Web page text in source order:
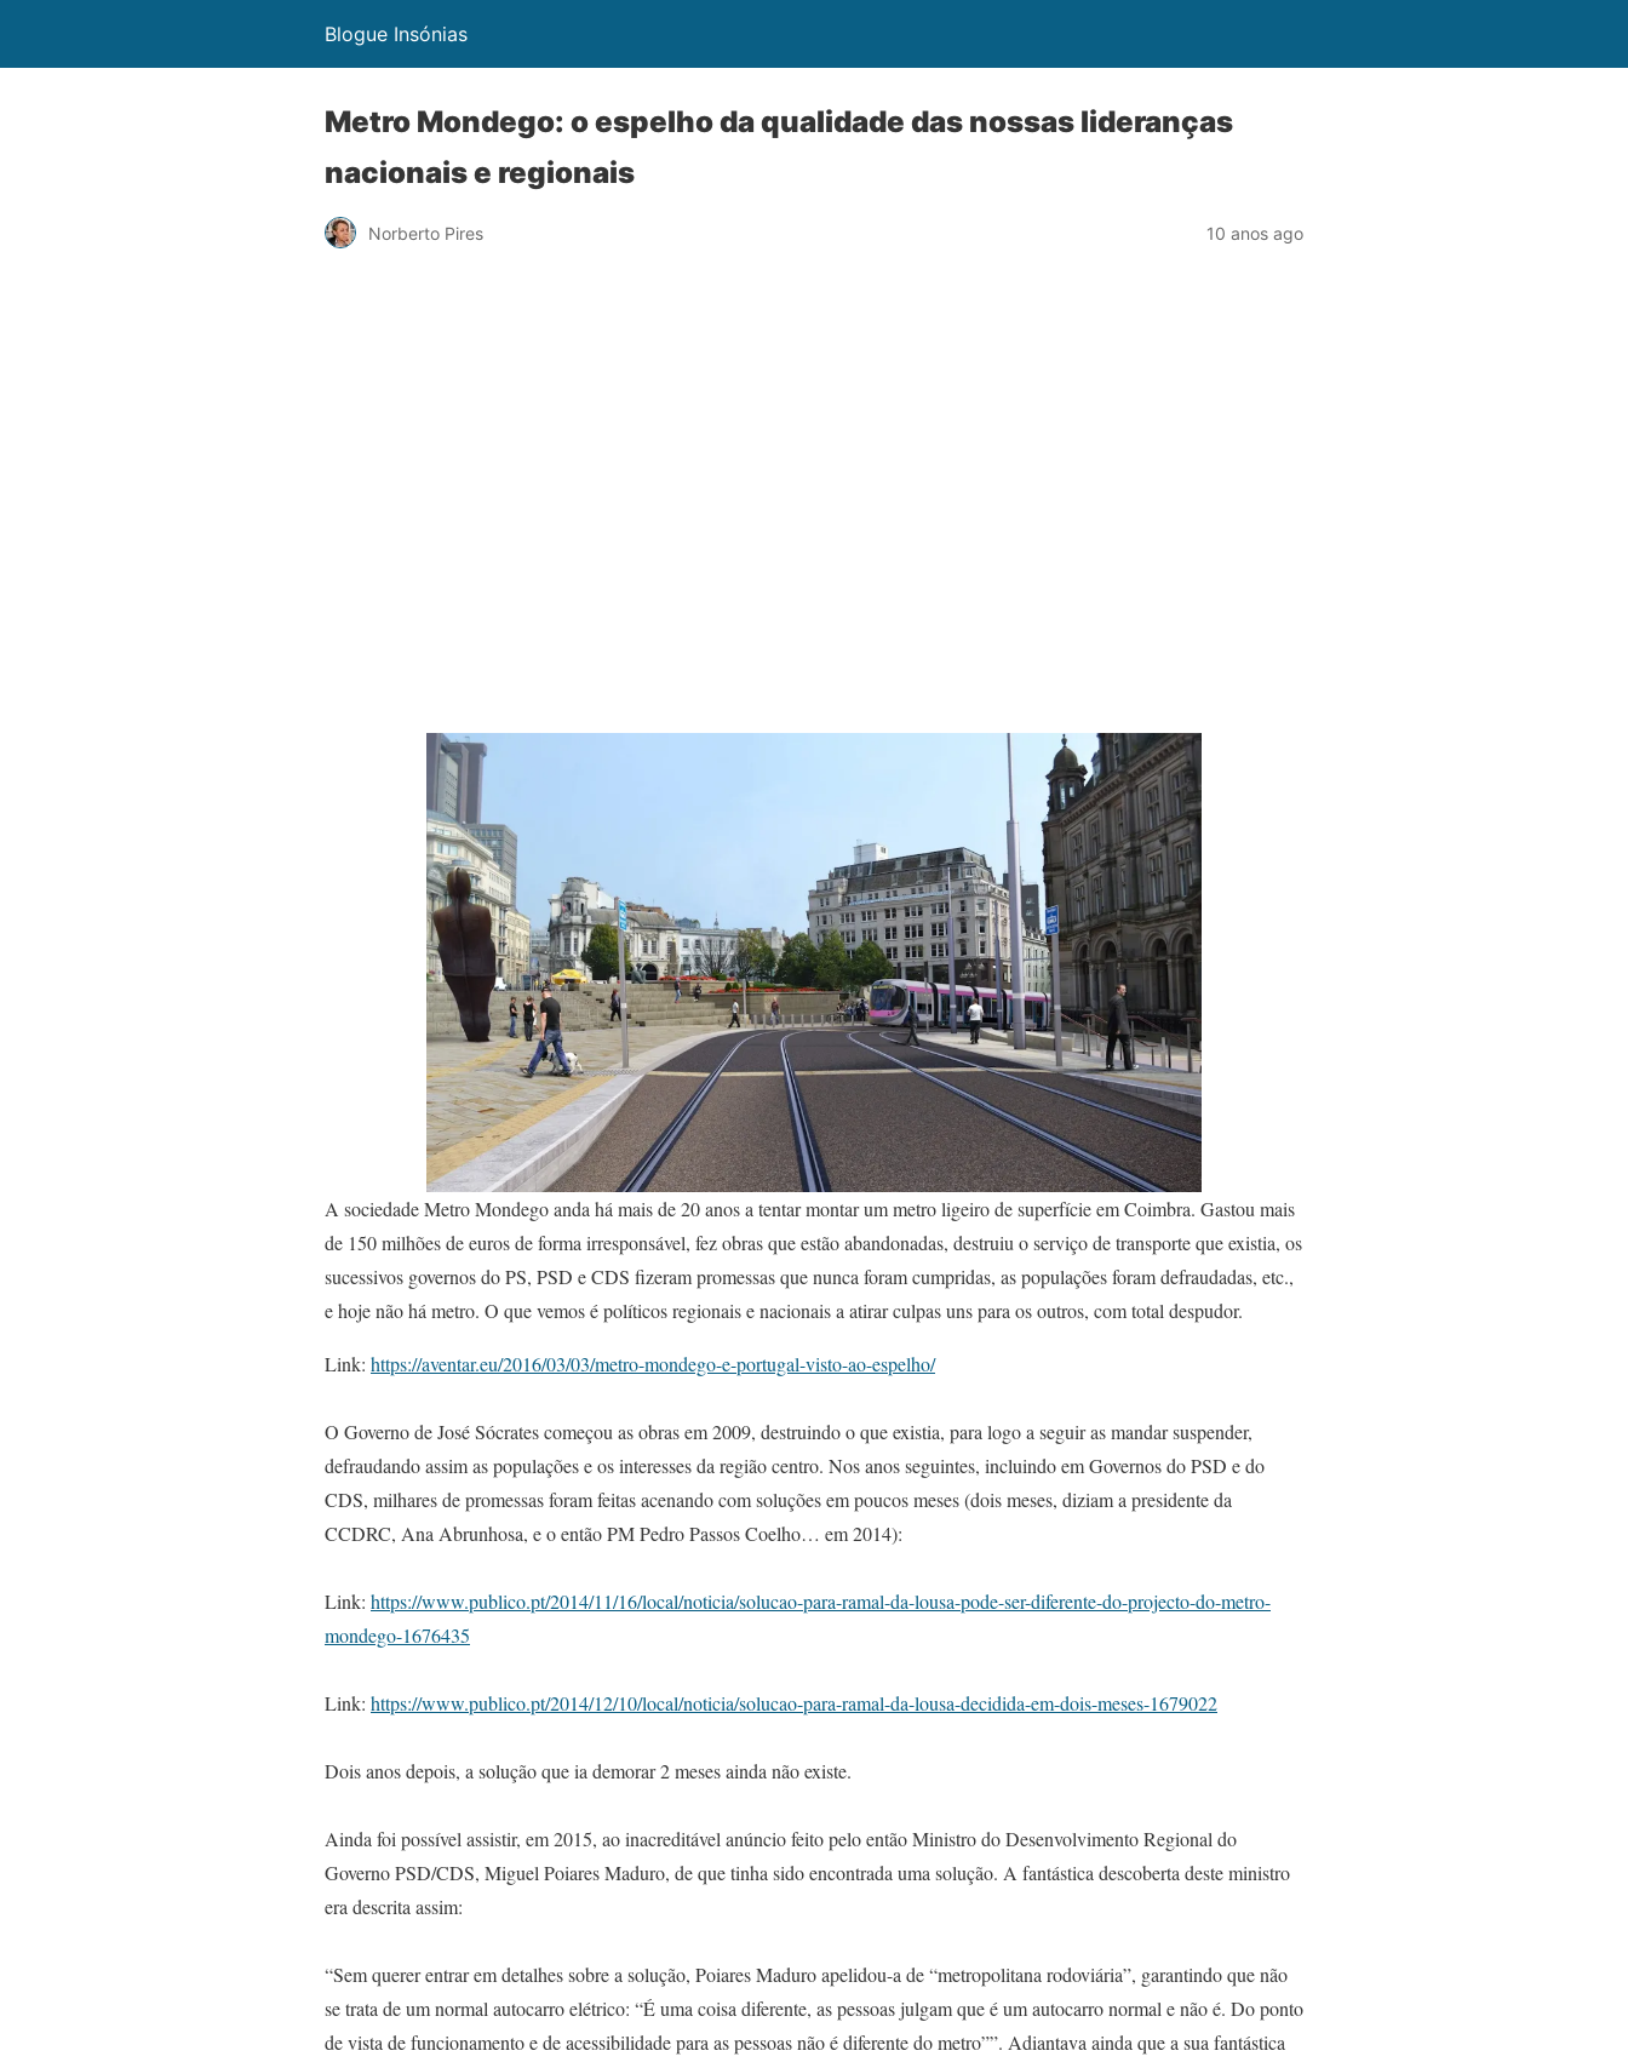
Blogue Insónias
Metro Mondego: o espelho da qualidade das nossas lideranças
nacionais e regionais
Norberto Pires 10 anos ago
A sociedade Metro Mondego anda há mais de 20 anos a tentar montar um metro ligeiro de superfície em Coimbra. Gastou mais
de 150 milhões de euros de forma irresponsável, fez obras que estão abandonadas, destruiu o serviço de transporte que existia, os
sucessivos governos do PS, PSD e CDS fizeram promessas que nunca foram cumpridas, as populações foram defraudadas, etc.,
e hoje não há metro. O que vemos é políticos regionais e nacionais a atirar culpas uns para os outros, com total despudor.
Link: https://aventar.eu/2016/03/03/metro-mondego-e-portugal-visto-ao-espelho/
O Governo de José Sócrates começou as obras em 2009, destruindo o que existia, para logo a seguir as mandar suspender,
defraudando assim as populações e os interesses da região centro. Nos anos seguintes, incluindo em Governos do PSD e do
CDS, milhares de promessas foram feitas acenando com soluções em poucos meses (dois meses, diziam a presidente da
CCDRC, Ana Abrunhosa, e o então PM Pedro Passos Coelho… em 2014):
Link: https://www.publico.pt/2014/11/16/local/noticia/solucao-para-ramal-da-lousa-pode-ser-diferente-do-projecto-do-metro-
mondego-1676435
Link: https://www.publico.pt/2014/12/10/local/noticia/solucao-para-ramal-da-lousa-decidida-em-dois-meses-1679022
Dois anos depois, a solução que ia demorar 2 meses ainda não existe.
Ainda foi possível assistir, em 2015, ao inacreditável anúncio feito pelo então Ministro do Desenvolvimento Regional do
Governo PSD/CDS, Miguel Poiares Maduro, de que tinha sido encontrada uma solução. A fantástica descoberta deste ministro
era descrita assim:
“Sem querer entrar em detalhes sobre a solução, Poiares Maduro apelidou-a de “metropolitana rodoviária”, garantindo que não
se trata de um normal autocarro elétrico: “É uma coisa diferente, as pessoas julgam que é um autocarro normal e não é. Do ponto
de vista de funcionamento e de acessibilidade para as pessoas não é diferente do metro””. Adiantava ainda que a sua fantástica